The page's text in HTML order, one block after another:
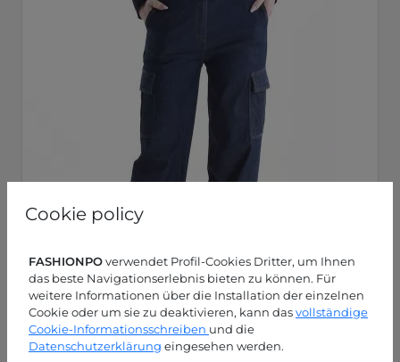
Cookie policy
FASHIONPOverwendet Profil-Cookies Dritter, um Ihnen
das beste Navigationserlebnis bieten zu können. Für
weitere Informationen über die Installation der einzelnen
Cookie oder um sie zu deaktivieren, kann dasvollständige
Cookie-Informationsschreiben und die
Datenschutzerklärung eingesehen werden.